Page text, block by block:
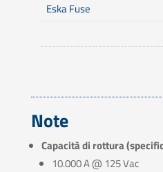
Eska Fuse
Note
Capacità di rottura
10.000 A @ 125 Vac